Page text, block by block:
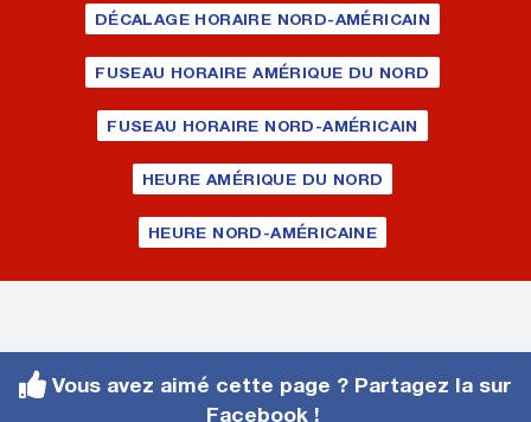
DÉCALAGE HORAIRE NORD-AMÉRICAIN
FUSEAU HORAIRE AMÉRIQUE DU NORD
FUSEAU HORAIRE NORD-AMÉRICAIN
HEURE AMÉRIQUE DU NORD
HEURE NORD-AMÉRICAINE
Vous avez aimé cette page ? Partagez la sur
Facebook !